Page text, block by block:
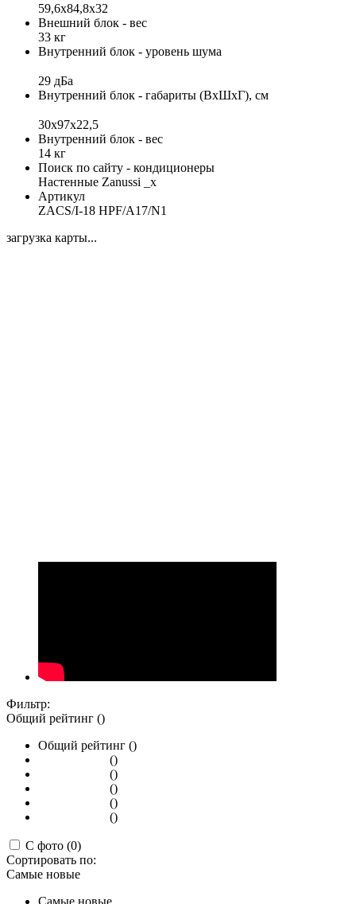
59,6x84,8x32
Внешний блок - вес
33 кг
Внутренний блок - уровень шума
29 дБа
Внутренний блок - габариты (ВхШхГ), см
30x97x22,5
Внутренний блок - вес
14 кг
Поиск по сайту - кондиционеры
Настенные Zanussi _x
Артикул
ZACS/I-18 HPF/A17/N1
загрузка карты...
Фильтр:
Общий рейтинг ()
Общий рейтинг ()
()
()
()
()
()
С фото (0)
Сортировать по:
Самые новые
Самые новые